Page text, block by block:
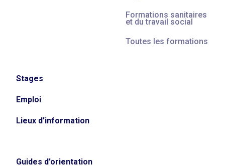
Formations sanitaires
et du travail social
Toutes les formations
Stages
Emploi
Lieux d'information
Guides d'orientation